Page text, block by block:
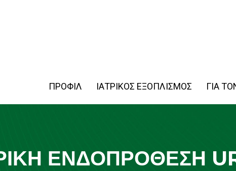
ΠΡΟΦΙΛ ΙΑΤΡΙΚΟΣ ΕΞΟΠΛΙΣΜΟΣ ΓΙΑ
ΕΝΔΟΠΡΟΘΕΣΗ